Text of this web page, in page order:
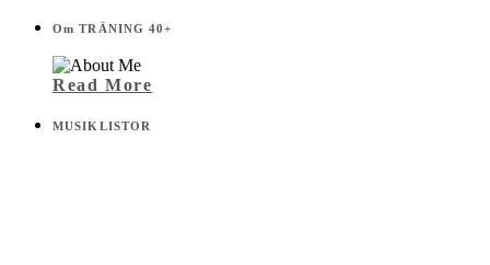
Om TRÄNING 40+
Read More
MUSIKLISTOR